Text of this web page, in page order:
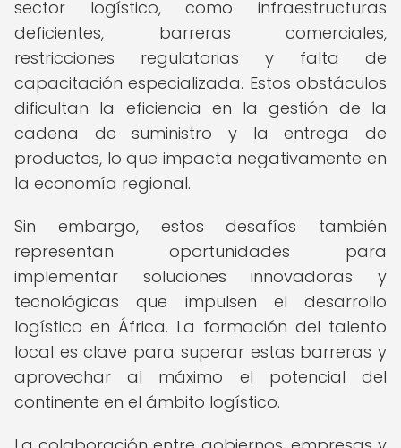
sector logístico, como infraestructuras
deficientes, barreras comerciales,
restricciones regulatorias y falta de
capacitación especializada. Estos obstáculos
dificultan la eficiencia en la gestión de la
cadena de suministro y la entrega de
productos, lo que impacta negativamente en
la economía regional.
Sin embargo, estos desafíos también
representan oportunidades para
implementar soluciones innovadoras y
tecnológicas que impulsen el desarrollo
logístico en África. La formación del talento
local es clave para superar estas barreras y
aprovechar al máximo el potencial del
continente en el ámbito logístico.